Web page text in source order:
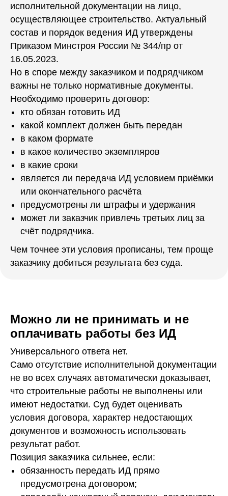
исполнительной документации на лицо,
осуществляющее строительство. Актуальный
состав и порядок ведения ИД утверждены
Приказом Минстроя России № 344/пр от
16.05.2023.
Но в споре между заказчиком и подрядчиком
важны не только нормативные документы.
Необходимо проверить договор:
кто обязан готовить ИД
какой комплект должен быть передан
в каком формате
в какое количество экземпляров
в какие сроки
является ли передача ИД условием приёмки
или окончательного расчёта
предусмотрены ли штрафы и удержания
может ли заказчик привлечь третьих лиц за
счёт подрядчика.
Чем точнее эти условия прописаны, тем проще
заказчику добиться результата без суда.
Можно ли не принимать и не
оплачивать работы без ИД
Универсального ответа нет.
Само отсутствие исполнительной документации
не во всех случаях автоматически доказывает,
что строительные работы не выполнены или
имеют недостатки. Суд будет оценивать
условия договора, характер недостающих
документов и возможность использовать
результат работ.
Позиция заказчика сильнее, если:
обязанность передать ИД прямо
предусмотрена договором;